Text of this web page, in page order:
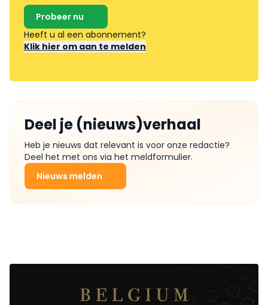
Probeer nu
Heeft u al een abonnement?
Klik hier om aan te melden
Deel je (nieuws)verhaal
Heb je nieuws dat relevant is voor onze redactie?
Deel het met ons via het meldformulier.
Nieuws melden